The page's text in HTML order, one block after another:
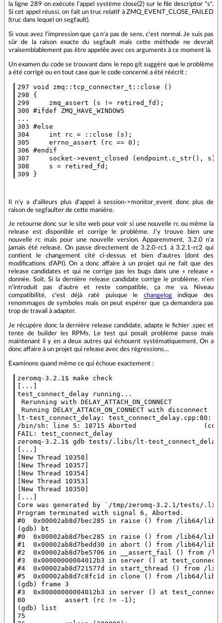
la ligne 289 on exécute l'appel système close(2) sur le file descriptor "s".
Si cet appel réussi, on fait un truc relatif à ZMQ_EVENT_CLOSE_FAILED
(truc dans lequel on segfault).
Si vous avez l'impression que ça n'a pas de sens, c'est normal. Je suis pas
sûr de la raison exacte du segfault mais cette méthode ne devrait
vraisemblablement pas être appelée avec ces arguments à ce moment là.
Un examen du code se trouvant dans le repo git suggère que le problème
a été corrigé ou en tout case que le code concerné a été réécrit :
297 void zmq::tcp_connecter_t::close ()
298 {
299     zmq_assert (s != retired_fd);
300 #ifdef ZMQ_HAVE_WINDOWS
...
303 #else
304     int rc = ::close (s);
305     errno_assert (rc == 0);
306 #endif
307     socket->event_closed (endpoint.c_str(), s);
308     s = retired_fd;
Il n'y a d'ailleurs plus d'appel à session->monitor_event donc plus de
raison de segfaulter de cette manière.
Je retourne donc sur le site web pour voir si une nouvelle rc ou même la
release est disponible et corrige le problème. J'y trouve bien une
nouvelle rc mais pour une nouvelle version. Apparemment, 3.2.0 n'a
jamais été releasé. On passe directement de 3.2.0-rc1 à 3.2.1-rc2 qui
contient le changement cité ci-dessus et bien d'autres (dont des
modifications d'API). On a donc affaire à un projet qui ne fait que des
release candidates et qui ne corrige pas les bugs dans une « release »
donnée. Soit. Si la dernière release candidate corrige le problème, n'en
n'introduit pas d'autre et reste compatible, ça me va. Niveau
compatibilité, c'est déjà raté puisque le changelogindique des
renommages de symboles mais on peut espérer que ça demandera pas
trop de travail à adapter.
Je récupère donc la dernière release candidate, adapte le fichier .spec et
tente de builder les RPMs. Le test qui posait problème passe mais
maintenant il y en a deux autres qui échouent systématiquement. On a
donc affaire à un projet qui release avec des régressions…
Examinons quand même ce qui échoue exactement :
zeromq-3.2.1$ make check
[...]
test_connect_delay running...
Rerunning with DELAY_ATTACH_ON_CONNECT
Running DELAY_ATTACH_ON_CONNECT with disconnect
lt-test_connect_delay:
/bin/sh: line 5: 18715 Aborted                 (core
FAIL: test_connect_delay
zeromq-3.2.1$ gdb tests/.libs/lt-test_connect_delay
[...]
[New Thread 10358]
[New Thread 10357]
[New Thread 10354]
[New Thread 10353]
[New Thread 10350]
[...]
Core was generated by `/tmp/zeromq-3.2.1/tests/
Program terminated with signal 6, Aborted.
#0  0x00002ab8d7bec285 in raise () from /lib64/
(gdb) bt
#0  0x00002ab8d7bec285 in raise () from /lib64/
#1  0x00002ab8d7bedd30 in abort () from /lib64/
#2  0x00002ab8d7be5706 in __assert_fail () from /
#3  0x00000000004012b3 in server () at
#4  0x00002ab8d721577d in start_thread () from /
#5  0x00002ab8d7c8fc1d in clone () from /lib64/
(gdb) frame 3
#3  0x00000000004012b3 in server () at
80          assert (rc != -1);
(gdb) list
75